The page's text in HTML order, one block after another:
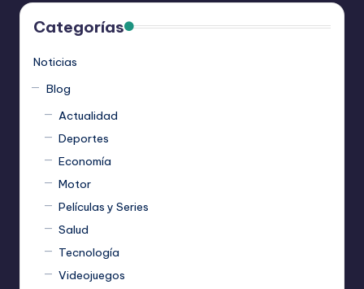
Categorías
Noticias
Blog
Actualidad
Deportes
Economía
Motor
Películas y Series
Salud
Tecnología
Videojuegos